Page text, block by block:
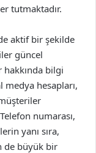
tutmaktadır.
aktif bir şekilde
güncel
bilgi
medya hesapları,
numarası,
yanı sıra,
de büyük bir